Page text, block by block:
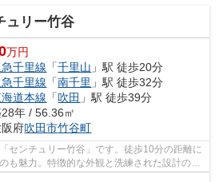
ュリー竹谷
万円
急千里線 「千里山 」駅 徒歩20分
急千里線 「南千里 」駅 徒歩32分
道本線 「吹田 」駅 徒歩39分
年 / 56.36㎡
阪府吹田市竹谷町
センチュリー竹谷」です。徒歩10分の距離に
も魅力。特徴的な外観と洗練された設計の内